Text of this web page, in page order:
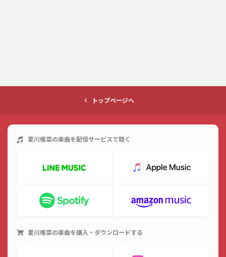
トップページへ
夏川椎菜の楽曲を配信サービスで聴く
夏川椎菜の楽曲を購入・ダウンロードする